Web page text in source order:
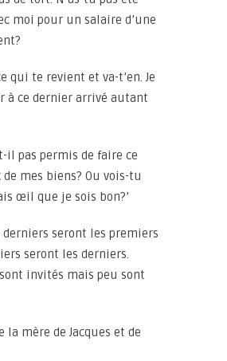
moi pour un salaire d’une
qui te revient et va-t’en. Je
à ce dernier arrivé autant
il pas permis de faire ce
mes biens? Ou vois-tu
œil que je sois bon?’
derniers seront les premiers
seront les derniers.
invités mais peu sont
la mère de Jacques et de